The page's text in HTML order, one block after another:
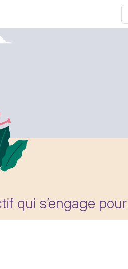
qui s’engage